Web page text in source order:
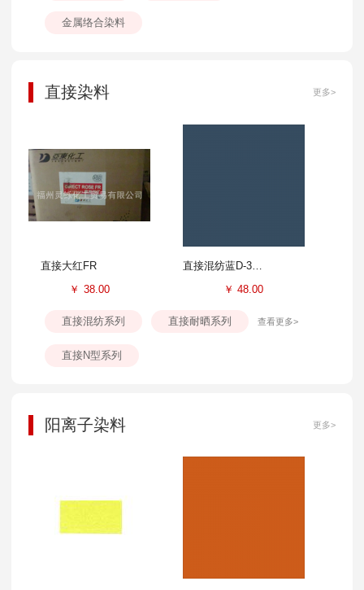
金属络合染料
直接染料 更多>
直接大红FR
￥ 38.00
直接混纺蓝D-3GL
￥ 48.00
直接混纺系列 直接耐晒系列
直接N型系列
查看更多>
阳离子染料 更多>